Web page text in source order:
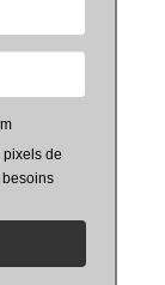
pixels de
besoins